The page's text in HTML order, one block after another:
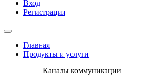
Вход
Регистрация
Главная
Продукты и услуги
Каналы коммуникации